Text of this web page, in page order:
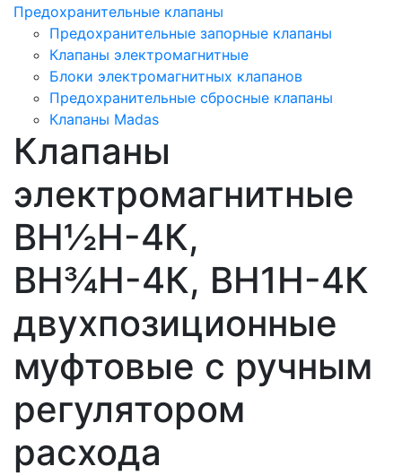
Предохранительные клапаны
Предохранительные запорные клапаны
Клапаны электромагнитные
Блоки электромагнитных клапанов
Предохранительные сбросные клапаны
Клапаны Madas
Клапаны
электромагнитные
ВН½Н-4К,
ВН¾Н-4К, ВН1Н-4К
двухпозиционные
муфтовые с ручным
регулятором
расхода